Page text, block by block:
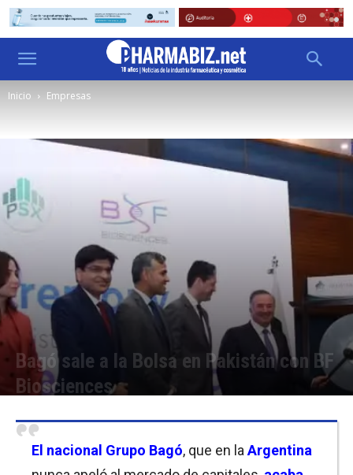
Inicio Empresas
Bagó sale a la Bolsa en Pakistán con BF
Biosciences
El nacional Grupo Bagó, que en la Argentina